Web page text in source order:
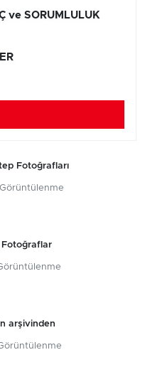
ve SORUMLULUK
Fotoğrafları
Fotoğraflar
arşivinden